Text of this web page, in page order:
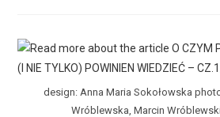
design: Anna Maria Sokołowska
Wróblewska, Marcin